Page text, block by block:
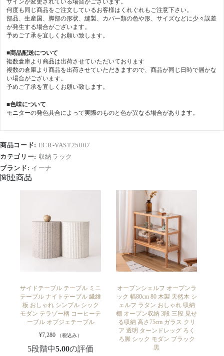
何度も同じ商品をご注文しているお客様はくれぐれもご注意下さい。
部品、生産国、脚部の形状、縫製、カバー類の色や形、サイズなどに少々誤差
が発生する場合がございます。
予めご了承を宜しくお願い致します。
■商品配送について
複数倉庫より商品は出荷させていただいております
複数の倉庫より商品を出荷させていただきますので、商品が同じ日時で届かな
い場合がございます。
予めご了承を宜しくお願い致します。
■色味について
モニターの発色具合によって実際のものと色が異なる場合があります。
商品コード: ECR-VAST25007
カテゴリー: 収納ラック
ブランド: イーナ
関連商品
サイドテーブル テーブル ミニ
テーブル ナイトテーブル 繊維
板 おしゃれ シンプル シック
モダン テラゾー柄 コーヒーテ
ーブル オブジェテーブル
¥7,280 （税込み）
5段階中5.00の評価
オープンシェルフ オープンラ
ック 幅80cm 80 木製 天然木 シ
ェルフ ラタン おしゃれ 収納
棚 オープン収納 3段 三段 見せ
る収納 高さ75cm ガラス クリ
ア 透明 ターンドレッグ ろく
ろ脚 シック モダン ブラック
黒